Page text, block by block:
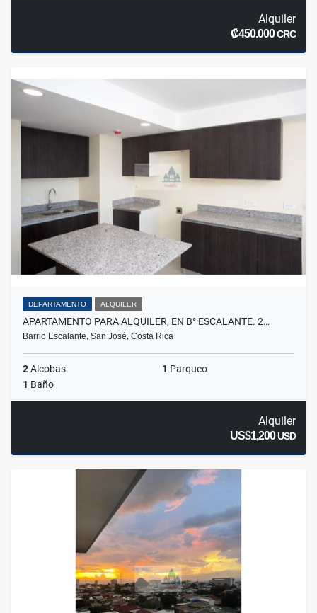
Alquiler
₡450.000CRC
DEPARTAMENTO ALQUILER
APARTAMENTO PARA ALQUILER, EN B° ESCALANTE. 2…
Barrio Escalante, San José, Costa Rica
2Alcobas 1 Parqueo
1 Baño
Alquiler
US$1,200USD